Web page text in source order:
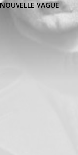
NOUVELLE VAGUE